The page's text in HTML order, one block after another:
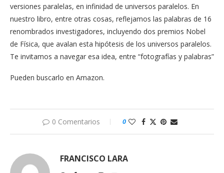
versiones paralelas, en infinidad de universos paralelos. En
nuestro libro, entre otras cosas, reflejamos las palabras de 16
renombrados investigadores, incluyendo dos premios Nobel
de Física, que avalan esta hipótesis de los universos paralelos.
Te invitamos a navegar esa idea, entre “fotografías y palabras”
Pueden buscarlo en Amazon.
0 Comentarios 0
FRANCISCO LARA